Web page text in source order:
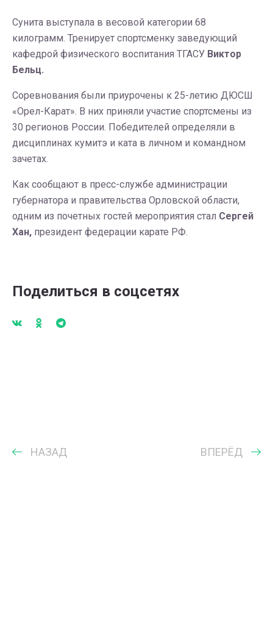
Сунита выступала в весовой категории 68
килограмм. Тренирует спортсменку заведующий
кафедрой физического воспитания ТГАСУ Виктор
Бельц.
Соревнования были приурочены к 25-летию ДЮСШ
«Орел-Карат». В них приняли участие спортсмены из
30 регионов России. Победителей определяли в
дисциплинах кумитэ и ката в личном и командном
зачетах.
Как сообщают в пресс-службе администрации
губернатора и правительства Орловской области,
одним из почетных гостей мероприятия стал Сергей
Хан, президент федерации карате РФ.
Поделиться в соцсетях
НАЗАД ВПЕРЁД